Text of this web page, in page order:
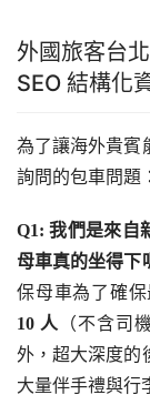
外國旅客台
SEO 結構化
為了讓海外貴賓
詢問的包車問題：
Q1: 我們是來自
母車真的坐得下
保母車為了確保
10 人
（不含司
外，超大深度的
大量伴手禮與行